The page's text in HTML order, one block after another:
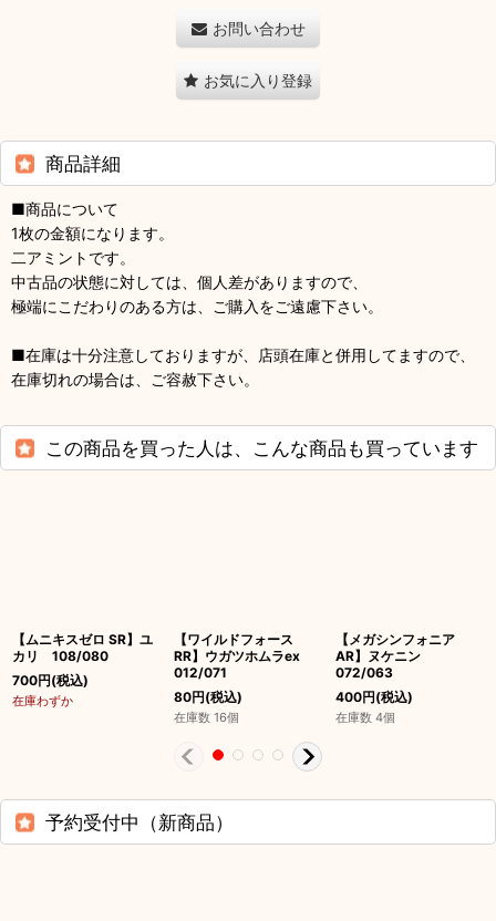
お問い合わせ
お気に入り登録
商品詳細
■商品について
1枚の金額になります。
二アミントです。
中古品の状態に対しては、個人差がありますので、
極端にこだわりのある方は、ご購入をご遠慮下さい。
■在庫は十分注意しておりますが、店頭在庫と併用してますので、
在庫切れの場合は、ご容赦下さい。
この商品を買った人は、こんな商品も買っています
【ムニキスゼロ SR】ユ
カリ 108/080
700円(税込)
在庫わずか
【ワイルドフォース
RR】ウガツホムラex
012/071
80円(税込)
在庫数 16個
【メガシンフォニア
AR】ヌケニン
072/063
400円(税込)
在庫数 4個
予約受付中（新商品）